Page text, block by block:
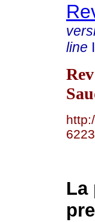
line
La